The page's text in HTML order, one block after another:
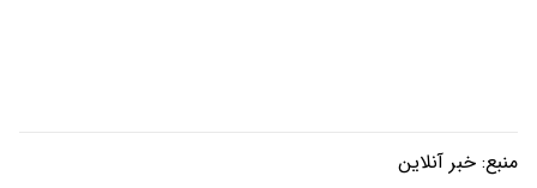
منبع: خبر آنلاین